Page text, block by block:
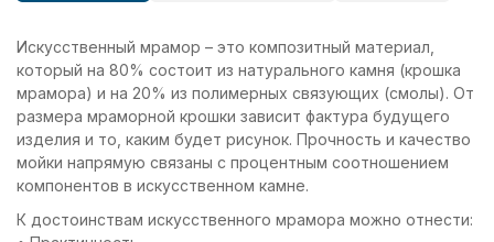
Искусственный мрамор – это композитный материал,
который на 80% состоит из натурального камня (крошка
мрамора) и на 20% из полимерных связующих (смолы). От
размера мраморной крошки зависит фактура будущего
изделия и то, каким будет рисунок. Прочность и качество
мойки напрямую связаны с процентным соотношением
компонентов в искусственном камне.
К достоинствам искусственного мрамора можно отнести: